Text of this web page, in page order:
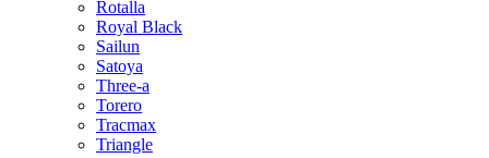
Rotalla
Royal Black
Sailun
Satoya
Three-a
Torero
Tracmax
Triangle